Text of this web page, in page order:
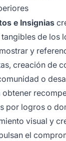
e Insignias
de los
y
creación de
o
obtener
por logros o
visual y
el